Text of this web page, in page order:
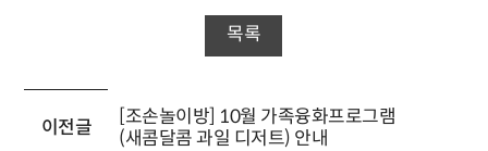
목록
이전글
[조손놀이방] 10월 가족융화프로그램
(새콤달콤 과일 디저트) 안내